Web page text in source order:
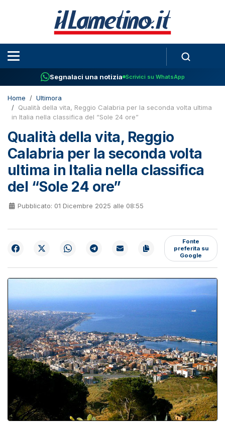
Segnalaci una notizia Scrivici su WhatsApp
Home
Ultimora
Qualità della vita, Reggio Calabria per la seconda volta ultima
in Italia nella classifica del “Sole 24 ore”
Qualità della vita, Reggio
Calabria per la seconda volta
ultima in Italia nella classifica
del “Sole 24 ore”
Pubblicato: 01 Dicembre 2025 alle 08:55
Fonte
preferita su
Google